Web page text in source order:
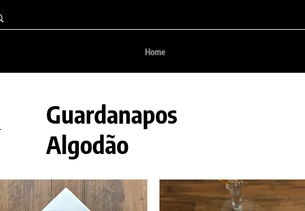
Home
Guardanapos
Algodão